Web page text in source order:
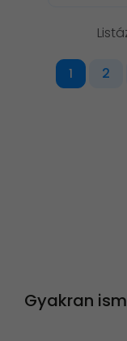
1 2
Gyakran